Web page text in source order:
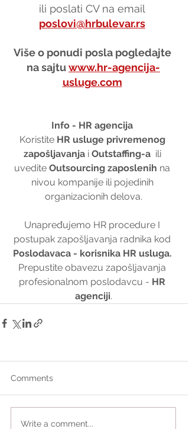
ili poslati CV na email
poslovi@hrbulevar.rs
Više o ponudi posla pogledajte
na sajtu www.hr-agencija-
usluge.com
Info - HR agencija
Koristite HR usluge privremenog
zapošljavanja i Outstaffing-a
  ili
uvedite Outsourcing zaposlenih na
nivou kompanije ili pojedinih
organizacionih delova.
Unapređujemo HR procedure I
postupak zapošljavanja radnika kod
Poslodavaca - korisnika HR usluga.
Prepustite obavezu zapošljavanja
profesionalnom poslodavcu - HR
agenciji.
Comments
Write a comment...